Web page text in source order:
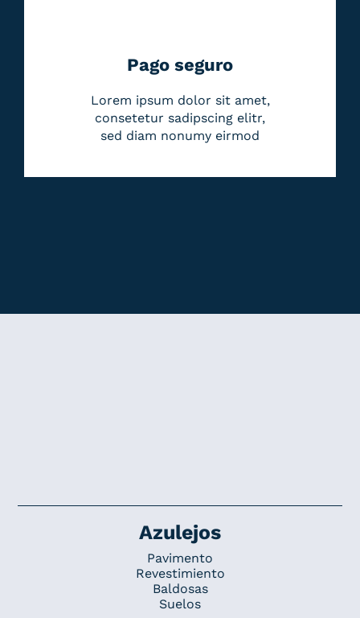
Pago seguro
Lorem ipsum dolor sit amet,
consetetur sadipscing elitr,
sed diam nonumy eirmod
Azulejos
Pavimento
Revestimiento
Baldosas
Suelos